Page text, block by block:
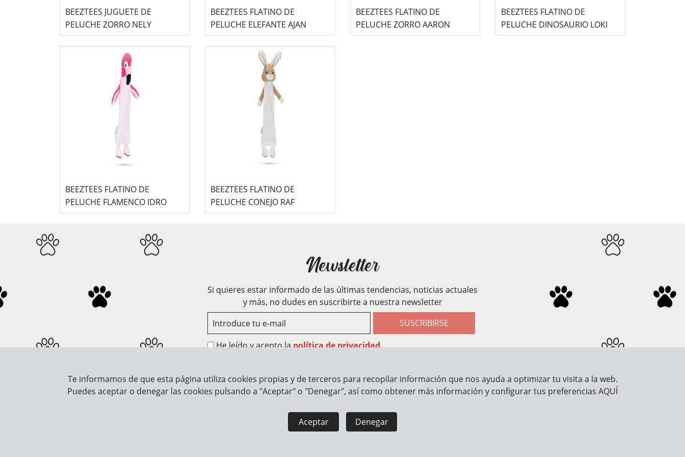
BEEZTEES JUGUETE DE
PELUCHE ZORRO NELY
BEEZTEES FLATINO DE
PELUCHE ELEFANTE AJAN
BEEZTEES FLATINO DE
PELUCHE ZORRO AARON
BEEZTEES FLATINO DE
PELUCHE DINOSAURIO LOKI
BEEZTEES FLATINO DE
PELUCHE FLAMENCO IDRO
BEEZTEES FLATINO DE
PELUCHE CONEJO RAF
Newsletter
Si quieres estar informado de las últimas tendencias, noticias actuales
y más, no dudes en suscribirte a nuestra newsletter
SUSCRIBIRSE
He leído y acepto la política de privacidad
Sobre Nosotros Información Cómo trabajamos Información legal
Te informamos de que esta página utiliza cookies propias y de terceros para recopilar información que nos ayuda a optimizar tu visita a la web.
Puedes aceptar o denegar las cookies pulsando a "Aceptar" o "Denegar", así como obtener más información y configurar tus preferencias AQUÍ
Aceptar Denegar